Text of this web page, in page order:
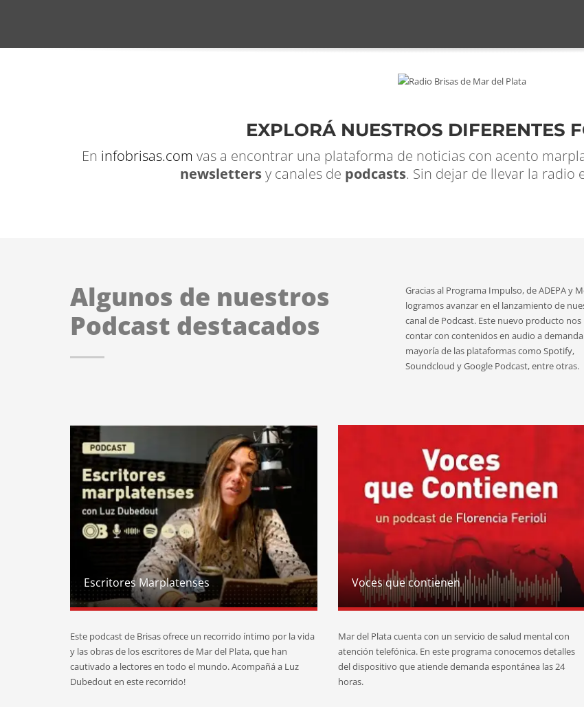
EXPLORÁ NUESTROS DIFERENTES
En infobrisas.com vas a encontrar una plataforma de noticias con acento
newslettersy canales de podcasts. Sin dejar de llevar la radio
Algunos de nuestros
Podcast destacados
Gracias al Programa Impulso, de ADEPA y
logramos avanzar en el lanzamiento de
canal de Podcast. Este nuevo producto
contar con contenidos en audio a
mayoría de las plataformas como Spotify,
Soundcloud y Google Podcast, entre otras.
Escritores Marplatenses
Este podcast de Brisas ofrece un recorrido íntimo por la vida
y las obras de los escritores de Mar del Plata, que han
cautivado a lectores en todo el mundo. Acompañá a Luz
Dubedout en este recorrido!
Voces que contienen
Mar del Plata cuenta con un servicio de salud mental con
atención telefónica. En este programa conocemos detalles
del dispositivo que atiende demanda espontánea las 24
horas.